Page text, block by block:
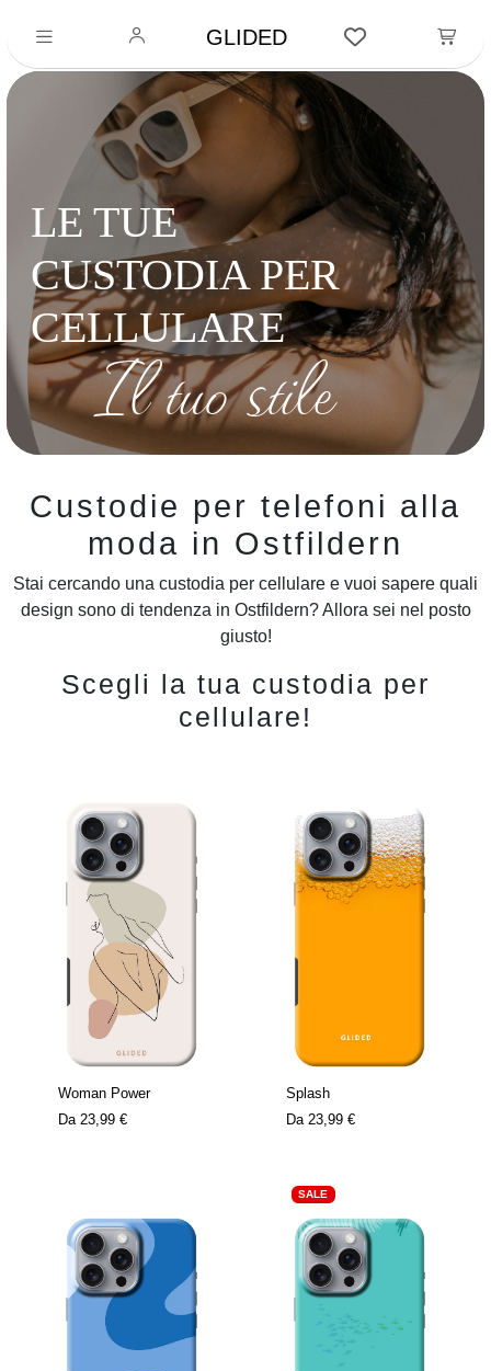
GLIDED
LE TUE
CUSTODIA PER
CELLULARE
Il tuo stile
Custodie per telefoni alla
moda in Ostfildern
Stai cercando una custodia per cellulare e vuoi sapere quali
design sono di tendenza in Ostfildern? Allora sei nel posto
giusto!
Scegli la tua custodia per
cellulare!
Woman Power
Da 23,99 €
Splash
Da 23,99 €
SALE